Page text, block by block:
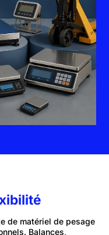
de matériel de pesage
Balances,